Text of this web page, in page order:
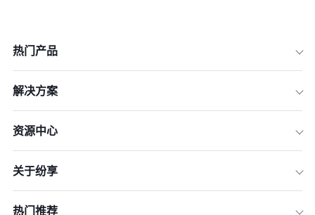
一、市场调研与目标定位
热门产品
解决方案
资源中心
关于纷享
热门推荐